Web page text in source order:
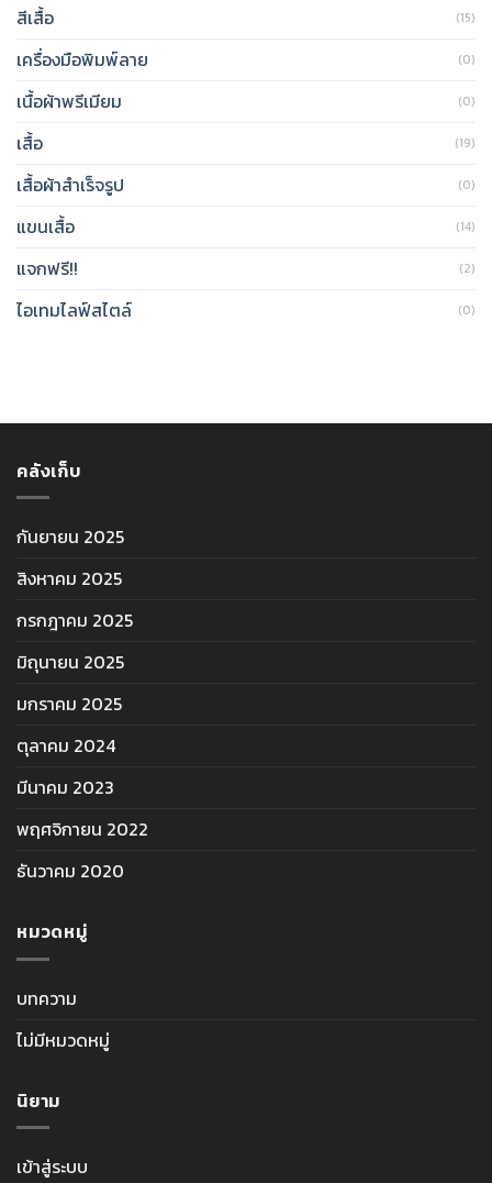
สีเสื้อ (15)
เครื่องมือพิมพ์ลาย (0)
เนื้อผ้าพรีเมียม (0)
เสื้อ (19)
เสื้อผ้าสำเร็จรูป (0)
แขนเสื้อ (14)
แจกฟรี!! (2)
ไอเทมไลฟ์สไตล์ (0)
คลังเก็บ
กันยายน 2025
สิงหาคม 2025
กรกฎาคม 2025
มิถุนายน 2025
มกราคม 2025
ตุลาคม 2024
มีนาคม 2023
พฤศจิกายน 2022
ธันวาคม 2020
หมวดหมู่
บทความ
ไม่มีหมวดหมู่
นิยาม
เข้าสู่ระบบ